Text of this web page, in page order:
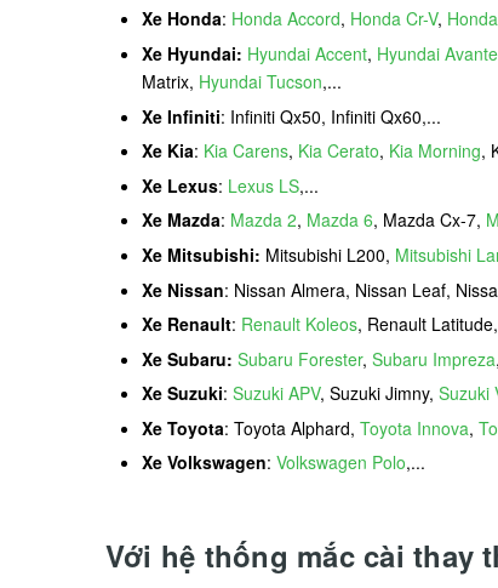
Xe Honda: Honda Accord, Honda Cr-V,
Xe Hyundai: Hyundai Accent, Hyundai Avante
Matrix, Hyundai Tucson,...
Xe Infiniti: Infiniti Qx50, Infiniti Qx60,...
Xe Kia: Kia Carens, Kia Cerato, Kia Morning,
Xe Lexus: Lexus LS,...
Xe Mazda: Mazda 2, Mazda 6, Mazda Cx-7,
Xe Mitsubishi: Mitsubishi L200, Mitsubishi
Xe Nissan: Nissan Almera, Nissan Leaf,
Xe Renault: Renault Koleos, Renault
Xe Subaru: Subaru Forester, Subaru Impreza,
Xe Suzuki: Suzuki APV, Suzuki Jimny, Suzuki
Xe Toyota: Toyota Alphard, Toyota Innova,
Xe Volkswagen: Volkswagen Polo,...
Với hệ thống mắc cài thay